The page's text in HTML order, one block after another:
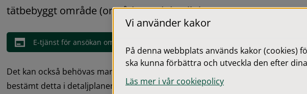
tätbebyggt område (område med detaljplan).
E-tjänst för ansökan om marklov
Det kan också behövas marklov för trädfällning och skogsplantering om
bestämt detta i detaljplanen eller i områdesbestämmelserna. Om ett visst
Vi använder kakor
På denna webbplats används kakor (cookies)
ska kunna förbättra och utveckla den efter
Läs mer i vår cookiepolicy